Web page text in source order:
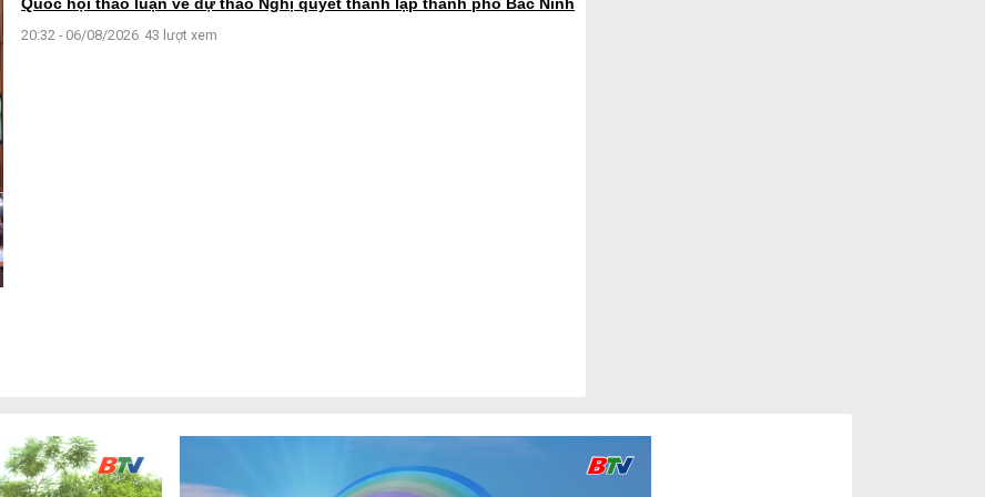
20:32 - 06/08/2026 43 lượt xem